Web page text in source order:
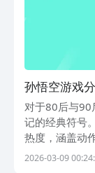
孙悟空游戏
对于80后与90
记的经典符号
热度，涵盖动
需安全便捷地
2026-03-09